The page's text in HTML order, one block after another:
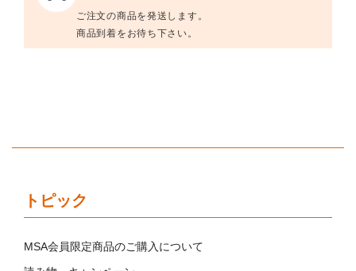
ご注文の商品を発送します。
商品到着をお待ち下さい。
トピック
MSA会員限定商品のご購入について